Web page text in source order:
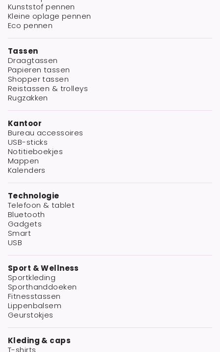
Kunststof pennen
Kleine oplage pennen
Eco pennen
Tassen
Draagtassen
Papieren tassen
Shopper tassen
Reistassen & trolleys
Rugzakken
Kantoor
Bureau accessoires
USB-sticks
Notitieboekjes
Mappen
Kalenders
Technologie
Telefoon & tablet
Bluetooth
Gadgets
Smart
USB
Sport & Wellness
Sportkleding
Sporthanddoeken
Fitnesstassen
Lippenbalsem
Geurstokjes
Kleding & caps
T-shirts